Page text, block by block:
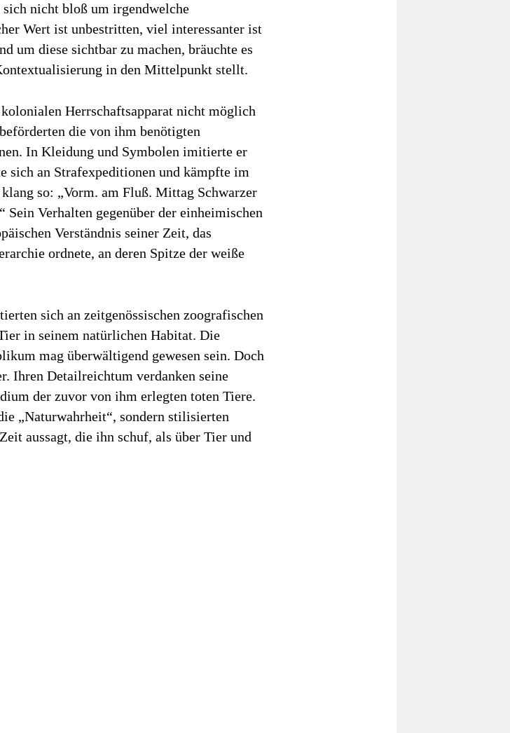
nicht bloß um irgendwelche
Wert ist unbestritten, viel interessanter ist
um diese sichtbar zu machen, bräuchte es
in den Mittelpunkt stellt.
Herrschaftsapparat nicht möglich
die von ihm benötigten
In Kleidung und Symbolen imitierte er
sich an Strafexpeditionen und kämpfte im
so: „Vorm. am Fluß. Mittag Schwarzer
Sein Verhalten gegenüber der einheimischen
Verständnis seiner Zeit, das
ordnete, an deren Spitze der weiße
sich an zeitgenössischen zoografischen
in seinem natürlichen Habitat. Die
mag überwältigend gewesen sein. Doch
Ihren Detailreichtum verdanken seine
der zuvor von ihm erlegten toten Tiere.
„Naturwahrheit“, sondern stilisierten
aussagt, die ihn schuf, als über Tier und